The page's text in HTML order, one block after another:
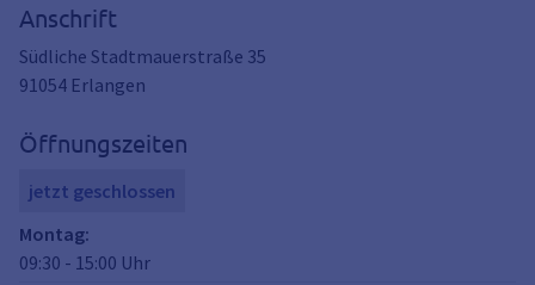
Anschrift
Südliche Stadtmauerstraße 35
91054 Erlangen
Öffnungszeiten
jetzt geschlossen
Montag:
09:30 - 15:00 Uhr